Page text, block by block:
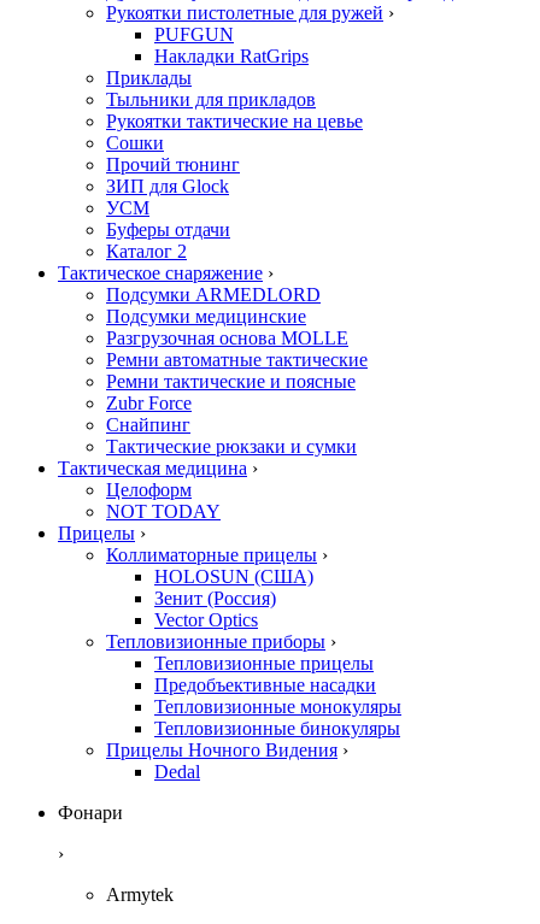
Рукоятки пистолетные для ружей ›
PUFGUN
Накладки RatGrips
Приклады
Тыльники для прикладов
Рукоятки тактические на цевье
Сошки
Прочий тюнинг
ЗИП для Glock
УСМ
Буферы отдачи
Каталог 2
Тактическое снаряжение ›
Подсумки ARMEDLORD
Подсумки медицинские
Разгрузочная основа MOLLE
Ремни автоматные тактические
Ремни тактические и поясные
Zubr Force
Снайпинг
Тактические рюкзаки и сумки
Тактическая медицина ›
Целоформ
NOT TODAY
Прицелы ›
Коллиматорные прицелы ›
HOLOSUN (США)
Зенит (Россия)
Vector Optics
Тепловизионные приборы ›
Тепловизионные прицелы
Предобъективные насадки
Тепловизионные монокуляры
Тепловизионные бинокуляры
Прицелы Ночного Видения ›
Dedal
Фонари
›
Armytek